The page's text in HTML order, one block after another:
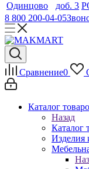
Одинцово
доб. 3
8 800 200-04-05
Сравнение0
Каталог
Назад
Каталог
Изделия